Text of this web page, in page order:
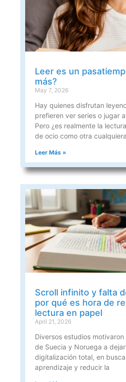
Leer es un
más?
May 7, 2026
Hay quienes disfrutan
prefieren ver series o jugar
Pero ¿es realmente la
de ocio como otra
Leer Más »
Scroll infinito y falta
por qué es hora de
lectura en papel
April 21, 2026
Diversos estudios
de Suecia y Noruega a
digitalización total, en
aprendizaje y reducir la